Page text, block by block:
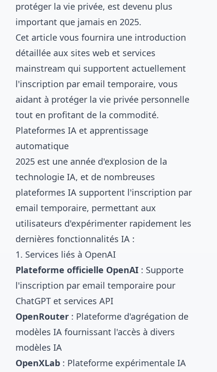
protéger la vie privée, est devenu plus
important que jamais en 2025.
Cet article vous fournira une introduction
détaillée aux sites web et services
mainstream qui supportent actuellement
l'inscription par email temporaire, vous
aidant à protéger la vie privée personnelle
tout en profitant de la commodité.
Plateformes IA et apprentissage
automatique
2025 est une année d'explosion de la
technologie IA, et de nombreuses
plateformes IA supportent l'inscription par
email temporaire, permettant aux
utilisateurs d'expérimenter rapidement les
dernières fonctionnalités IA :
1. Services liés à OpenAI
Plateforme officielle OpenAI : Supporte
l'inscription par email temporaire pour
ChatGPT et services API
OpenRouter : Plateforme d'agrégation de
modèles IA fournissant l'accès à divers
modèles IA
OpenXLab : Plateforme expérimentale IA